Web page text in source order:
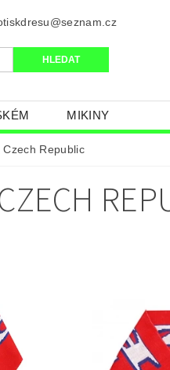
MIKINY
JMÉNEM
FOTBALOVÉ DRESY
Republic